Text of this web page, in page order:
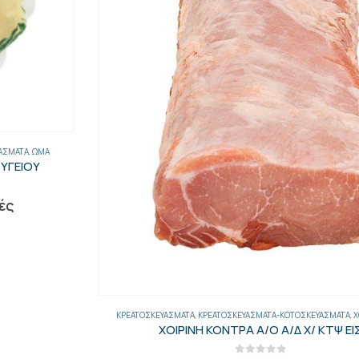
ΚΡΕΑΤΟΣΚΕΥΆΣΜΑΤΑ-ΚΟΤΟΣΚΕΥΆΣΜΑΤΑ,ΧΟΙΡΙΝΌ,ΩΜΆ
ΧΟΙΡΙΝΗ ΚΟΝΤΡΑ Α/Ο Α/Δ Χ/ ΚΤΨ ΕΙΣ.